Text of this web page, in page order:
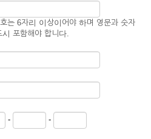
.
이용 희망자가 본 약관에 동의한
는 6자리 이상이어야 하며 영문과 숫자
시 포함해야 합니다.
- -